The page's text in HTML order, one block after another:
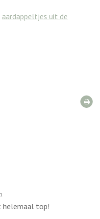
aardappeltjes uit de
helemaal top!